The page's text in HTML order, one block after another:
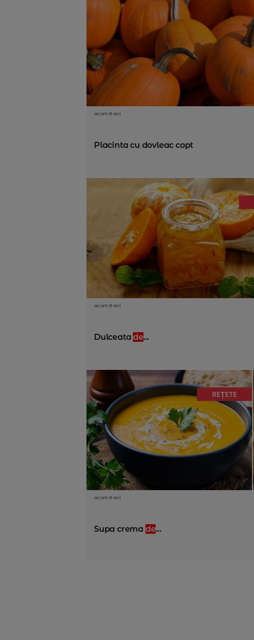
acum 8 ani
Placinta cu dovleac copt
acum 8 ani
Dulceatade...
REȚETE
acum 8 ani
Supa crema de...